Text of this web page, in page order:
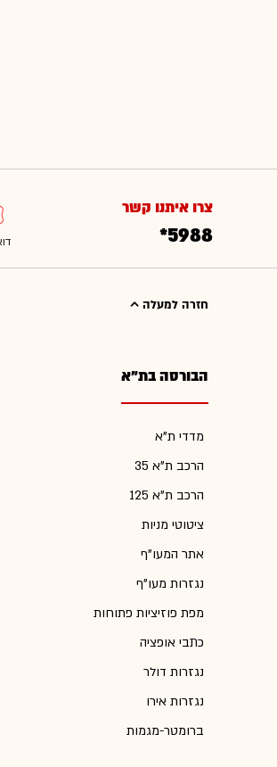
צרו איתנו קשר
*5988
חזרה למעלה
הבורסה בת"א
מדדי ת"א
הרכב ת"א 35
הרכב ת"א 125
ציטוטי מניות
אתר המעו"ף
נגזרות מעו"ף
מפת פוזיציות פתוחות
כתבי אופציה
נגזרות דולר
נגזרות אירו
ברומטר-מגמות